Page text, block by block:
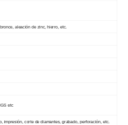
aleación de zinc, hierro, etc.
etc
impresión, corte de diamantes, grabado, perforación, etc.